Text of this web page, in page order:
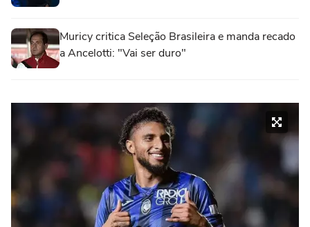
Muricy critica Seleção Brasileira e manda recado
a Ancelotti: "Vai ser duro"